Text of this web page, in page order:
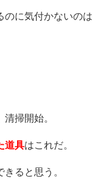
のに気付かないのは
掃開始。
道具はこれだ。
ると思う。